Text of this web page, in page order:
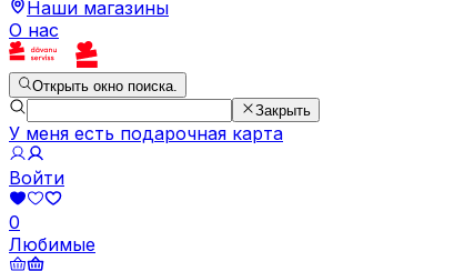
Наши магазины
О нас
Открыть окно поиска.
Закрыть
У меня есть подарочная карта
Войти
0
Любимые